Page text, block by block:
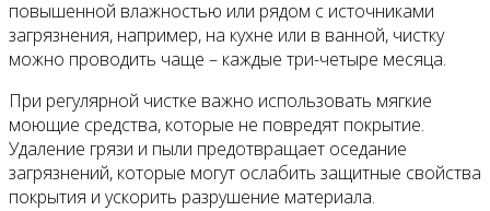
повышенной влажностью или рядом с источниками
загрязнения, например, на кухне или в ванной, чистку
можно проводить чаще – каждые три-четыре месяца.
При регулярной чистке важно использовать мягкие
моющие средства, которые не повредят покрытие.
Удаление грязи и пыли предотвращает оседание
загрязнений, которые могут ослабить защитные свойства
покрытия и ускорить разрушение материала.